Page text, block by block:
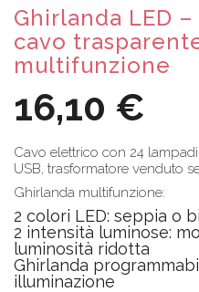
Ghirlanda LED
cavo
multifunzione
16,10 €
Cavo elettrico con 24
USB, trasformatore venduto
Ghirlanda multifunzione:
2 colori LED: seppia o
2 intensità luminose:
luminosità ridotta
Ghirlanda
illuminazione